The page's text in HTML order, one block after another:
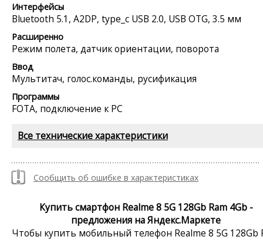
Интерфейсы
Bluetooth 5.1, A2DP, type_c USB 2.0, USB OTG, 3.5 мм
Расширенно
Режим полета, датчик ориентации, поворота
Ввод
Мультитач, голос.команды, русификация
Программы
FOTA, подключение к PC
Все технические характеристики
Сообщить об ошибке в характеристиках
Купить смартфон Realme 8 5G 128Gb Ram 4Gb -
предложения на Яндекс.Маркете
Чтобы купить мобильный телефон Realme 8 5G 128Gb